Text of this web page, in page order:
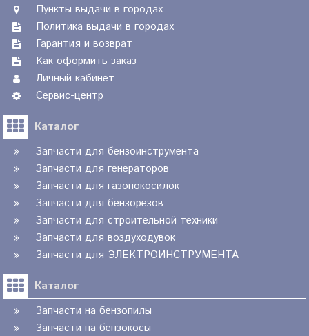
Пункты выдачи в городах
Политика выдачи в городах
Гарантия и возврат
Как оформить заказ
Личный кабинет
Сервис-центр
Каталог
Запчасти для бензоинструмента
Запчасти для генераторов
Запчасти для газонокосилок
Запчасти для бензорезов
Запчасти для строительной техники
Запчасти для воздуходувок
Запчасти для ЭЛЕКТРОИНСТРУМЕНТА
Каталог
Запчасти на бензопилы
Запчасти на бензокосы